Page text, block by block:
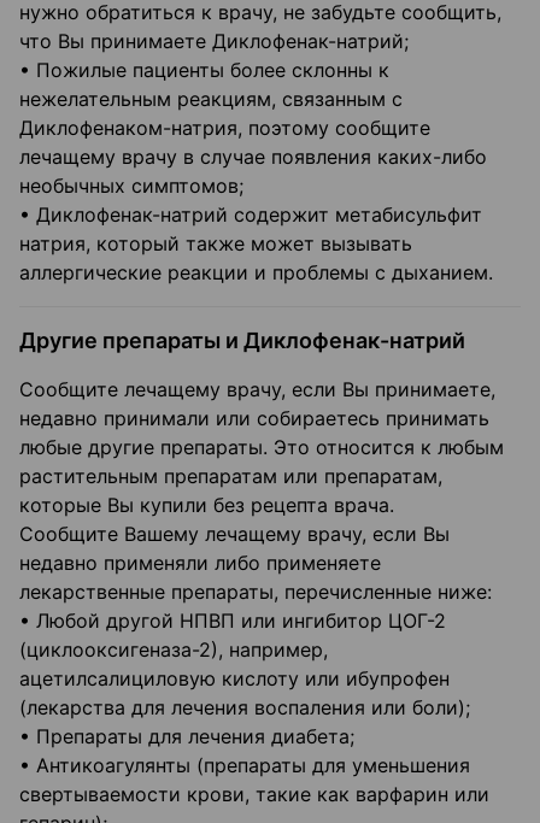
нужно обратиться к врачу, не забудьте сообщить,
что Вы принимаете Диклофенак-натрий;
• Пожилые пациенты более склонны к
нежелательным реакциям, связанным с
Диклофенаком-натрия, поэтому сообщите
лечащему врачу в случае появления каких-либо
необычных симптомов;
• Диклофенак-натрий содержит метабисульфит
натрия, который также может вызывать
аллергические реакции и проблемы с дыханием.
Другие препараты и Диклофенак-натрий
Сообщите лечащему врачу, если Вы принимаете,
недавно принимали или собираетесь принимать
любые другие препараты. Это относится к любым
растительным препаратам или препаратам,
которые Вы купили без рецепта врача.
Сообщите Вашему лечащему врачу, если Вы
недавно применяли либо применяете
лекарственные препараты, перечисленные ниже:
• Любой другой НПВП или ингибитор ЦОГ-2
(циклооксигеназа-2), например,
ацетилсалициловую кислоту или ибупрофен
(лекарства для лечения воспаления или боли);
• Препараты для лечения диабета;
• Антикоагулянты (препараты для уменьшения
свертываемости крови, такие как варфарин или